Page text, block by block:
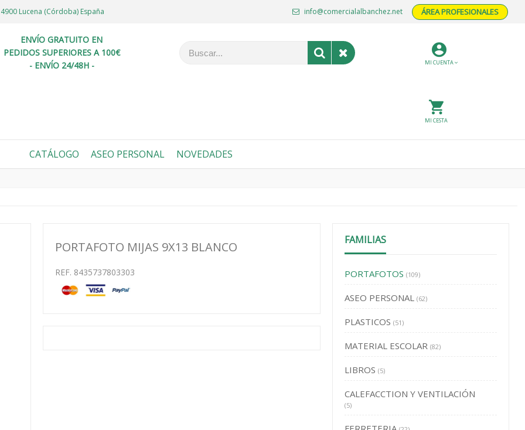
Lucena (Córdoba) España ÁREA PROFESIONALES
info@comercialalbanchez.net
ENVÍO GRATUITO EN
PEDIDOS SUPERIORES A 100€
- ENVÍO 24/48H -
MI CUENTA
MI CESTA
CATÁLOGO ASEO PERSONAL NOVEDADES
PORTAFOTO MIJAS 9X13 BLANCO
REF. 8435737803303
FAMILIAS
PORTAFOTOS (109)
ASEO PERSONAL (62)
PLASTICOS (51)
MATERIAL ESCOLAR (82)
LIBROS (5)
CALEFACCTION Y VENTILACIÓN
(5)